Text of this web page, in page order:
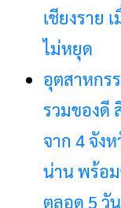
เชียงราย
ไม่หยุด
อุตสาหกร
รวมของดี
จาก 4 จัง
น่าน พร้อ
ตลอด 5 วัน